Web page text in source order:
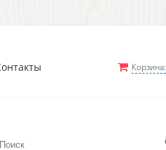
Корзина: